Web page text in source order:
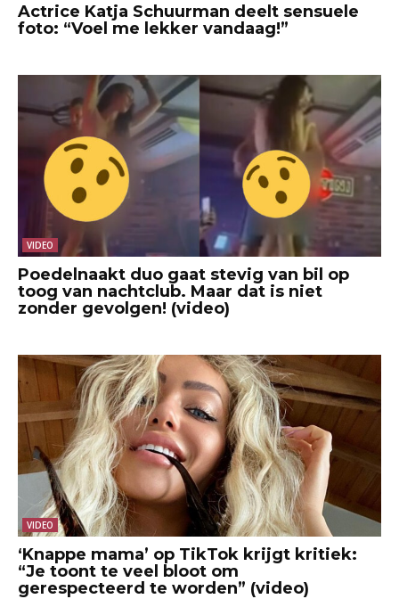
Actrice Katja Schuurman deelt sensuele
foto: “Voel me lekker vandaag!”
VIDEO
Poedelnaakt duo gaat stevig van bil op
toog van nachtclub. Maar dat is niet
zonder gevolgen! (video)
VIDEO
‘Knappe mama’ op TikTok krijgt kritiek:
“Je toont te veel bloot om
gerespecteerd te worden” (video)